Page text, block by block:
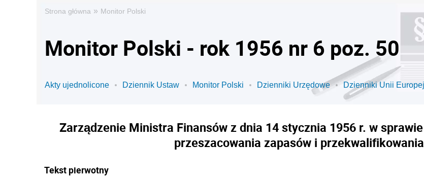
Strona główna » Monitor Polski
Monitor Polski - rok 1956 nr 6 poz. 50
Akty ujednolicone Dziennik Ustaw Monitor Polski Dzienniki Urzędowe Dzienniki Unii
Zarządzenie Ministra Finansów z dnia 14 stycznia 1956 r. w
przeszacowania zapasów i
Tekst pierwotny